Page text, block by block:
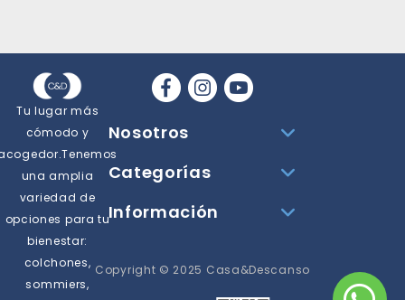
Tu lugar más
cómodo y
una amplia
variedad de
opciones para tu
bienestar:
colchones,
sommiers,
Nosotros
Categorías
Información
Copyright © 2025 Casa&Descanso